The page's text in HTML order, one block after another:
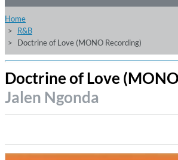
Home
R&B
Doctrine of Love (MONO Recording)
Doctrine of Love
Jalen Ngonda